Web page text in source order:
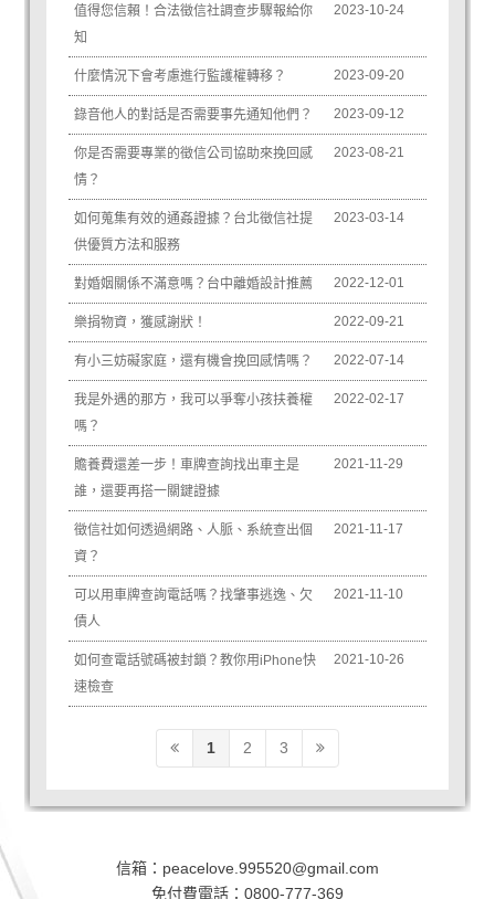
值得您信賴！合法徵信社調查步驟報給你
知
2023-10-24
什麼情況下會考慮進行監護權轉移？ 2023-09-20
錄音他人的對話是否需要事先通知他們？ 2023-09-12
你是否需要專業的徵信公司協助來挽回感
情？
2023-08-21
如何蒐集有效的通姦證據？台北徵信社提
供優質方法和服務
2023-03-14
對婚姻關係不滿意嗎？台中離婚設計推薦 2022-12-01
樂捐物資，獲感謝狀！ 2022-09-21
有小三妨礙家庭，還有機會挽回感情嗎？ 2022-07-14
我是外遇的那方，我可以爭奪小孩扶養權
嗎？
2022-02-17
贍養費還差一步！車牌查詢找出車主是
誰，還要再搭一關鍵證據
2021-11-29
徵信社如何透過網路、人脈、系統查出個
資？
2021-11-17
可以用車牌查詢電話嗎？找肇事逃逸、欠
債人
2021-11-10
如何查電話號碼被封鎖？教你用iPhone快
速檢查
2021-10-26
1 2 3
信箱： peacelove.995520@gmail.com
免付費電話： 0800-777-369